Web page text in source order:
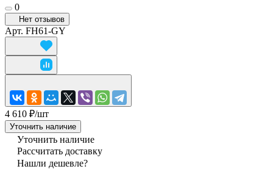
0
Нет отзывов
Арт. FH61-GY
4 610 ₽/шт
Уточнить наличие
Уточнить наличие
Рассчитать доставку
Нашли дешевле?